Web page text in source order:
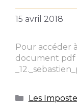
15 avril 2018
Pour accéder
document pdf
Les